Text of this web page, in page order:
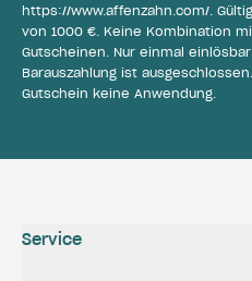
https://www.affenzahn.com/.
von 1000 €. Keine Kombination
Gutscheinen. Nur einmal
Barauszahlung ist
Gutschein keine Anwendung.
Service